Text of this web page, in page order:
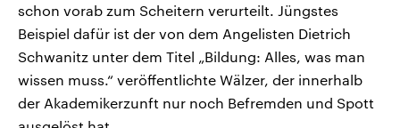
schon vorab zum Scheitern verurteilt. Jüngstes
Beispiel dafür ist der von dem Angelisten Dietrich
Schwanitz unter dem Titel „Bildung: Alles, was man
wissen muss.“ veröffentlichte Wälzer, der innerhalb
der Akademikerzunft nur noch Befremden und Spott